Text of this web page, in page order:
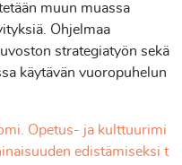
muun muassa
Ohjelmaa
strategiatyön sekä
käytävän vuoropuhelun
Opetus- ja kulttuurimi
edistämiseksi t